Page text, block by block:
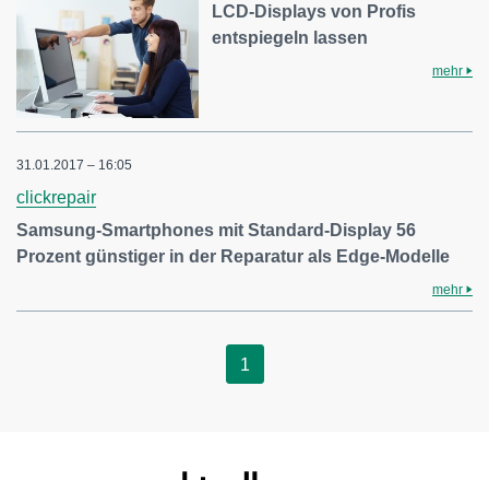
LCD-Displays von Profis
entspiegeln lassen
mehr
31.01.2017 – 16:05
clickrepair
Samsung-Smartphones mit Standard-Display 56
Prozent günstiger in der Reparatur als Edge-Modelle
mehr
1